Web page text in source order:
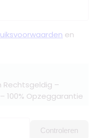
en
Rechtsgeldig –
100% Opzeggarantie
Controleren